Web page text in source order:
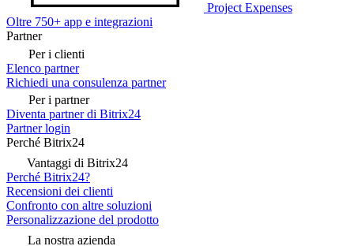
Project Expenses
Oltre 750+ app e integrazioni
Partner
Per i clienti
Elenco partner
Richiedi una consulenza partner
Per i partner
Diventa partner di Bitrix24
Partner login
Perché Bitrix24
Vantaggi di Bitrix24
Perché Bitrix24?
Recensioni dei clienti
Confronto con altre soluzioni
Personalizzazione del prodotto
La nostra azienda